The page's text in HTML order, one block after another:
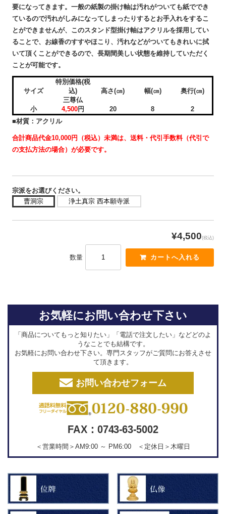
要になってきます。一般の紙製の掛け軸は汚れがついても紙ででき
ているので汚れがしみになってしまったりするとお手入れをするこ
とができませんが、このスタンド型掛け軸はアクリルを採用してい
ることで、お線香のすすやほこり、汚れなどがついてもきれいに拭
いて頂くことができるので、長期間美しい状態を維持していただく
ことが可能です。
サイズ
特別価格(税
込)
高さ(㎝) 幅(㎝)
奥行(㎝)
三尊仏
小
4,500円 20 8
2
■材質：アクリル
合計商品代金10,000円（税込）未満は、送料・代引手数料（代引で
の支払方法の場合）が必要です。
宗派をお選びください。
曹洞宗
浄土真宗 西本願寺派
¥4,500(税込)
数量
お気軽にお問い合わせ下さい
「商品についてもっと知りたい」「電話で注文したい」などどのよ
うなことでも結構です。
お気軽にお問い合わせ下さい。専門スタッフがご質問にお答えさせ
て頂きます。
お問い合わせフォーム
FAX：0743-63-5002
＜営業時間＞AM9:00 ～ PM6:00 ＜定休日＞木曜日